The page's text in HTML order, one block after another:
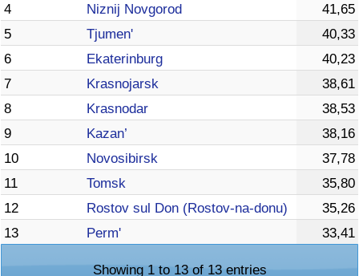
4
Niznij Novgorod
41,65
5
Tjumen'
40,33
6
Ekaterinburg
40,23
7
Krasnojarsk
38,61
8
Krasnodar
38,53
9
Kazan’
38,16
10
Novosibirsk
37,78
11
Tomsk
35,80
12
Rostov sul Don (Rostov-na-donu)
35,26
13
Perm' 33,41
Showing 1 to 13 of 13 entries